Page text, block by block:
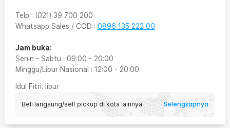
Telp : (021) 39 700 200
Whatsapp Sales / COD : 0896 135 222 00
Jam buka:
Senin - Sabtu : 09:00 - 20:00
Minggu/Libur Nasional : 12:00 - 20:00
Idul Fitri: libur
Beli langsung/self pickup di kota lainnya Selengkapnya